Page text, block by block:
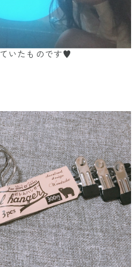
いたものです♥︎